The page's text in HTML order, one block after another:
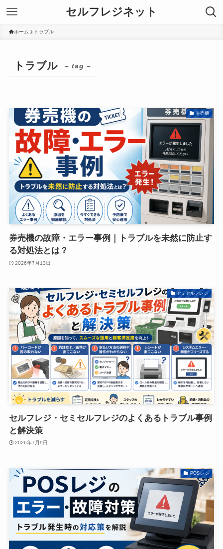
セルフレジネット
ホーム トラブル
トラブル – tag –
券売機
券売機の故障・エラー事例｜トラブルを未然に防止す
る対処法とは？
2026年7月13日
セミセルフレジ
セルフレジ・セミセルフレジのよくあるトラブル事例
と解決策
2026年7月9日
POSレジ